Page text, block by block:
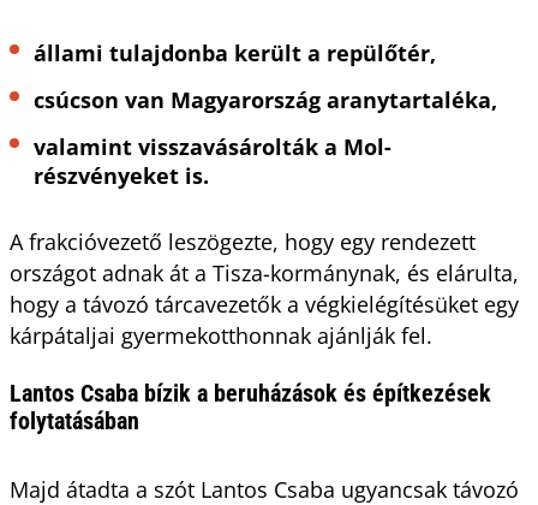
állami tulajdonba került a repülőtér,
csúcson van Magyarország aranytartaléka,
valamint visszavásárolták a Mol-
részvényeket is.
A frakcióvezető leszögezte, hogy egy rendezett
országot adnak át a Tisza-kormánynak, és elárulta,
hogy a távozó tárcavezetők a végkielégítésüket egy
kárpátaljai gyermekotthonnak ajánlják fel.
Lantos Csaba bízik a beruházások és építkezések
folytatásában
Majd átadta a szót Lantos Csaba ugyancsak távozó